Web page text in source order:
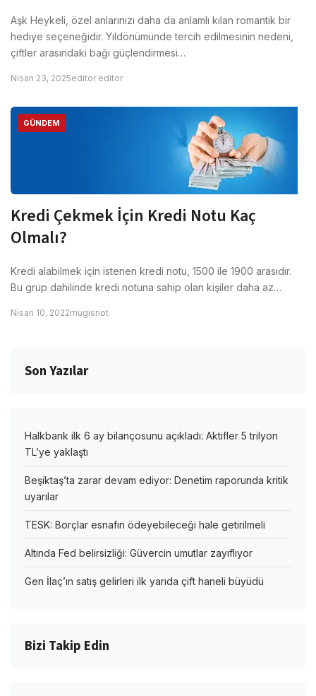
Aşk Heykeli, özel anlarınızı daha da anlamlı kılan romantik bir
hediye seçeneğidir. Yıldönümünde tercih edilmesinin nedeni,
çiftler arasındaki bağı güçlendirmesi…
Nisan 23, 2025editor editor
GÜNDEM
Kredi Çekmek İçin Kredi Notu Kaç
Olmalı?
Kredi alabilmek için istenen kredi notu, 1500 ile 1900 arasıdır.
Bu grup dahilinde kredi notuna sahip olan kişiler daha az…
Nisan 10, 2022mugisnot
Son Yazılar
Halkbank ilk 6 ay bilançosunu açıkladı: Aktifler 5 trilyon
TL’ye yaklaştı
Beşiktaş’ta zarar devam ediyor: Denetim raporunda kritik
uyarılar
TESK: Borçlar esnafın ödeyebileceği hale getirilmeli
Altında Fed belirsizliği: Güvercin umutlar zayıflıyor
Gen İlaç’ın satış gelirleri ilk yarıda çift haneli büyüdü
Bizi Takip Edin